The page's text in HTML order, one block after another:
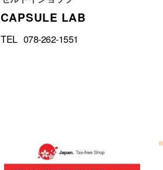
CAPSULE LAB
TEL 078-262-1551